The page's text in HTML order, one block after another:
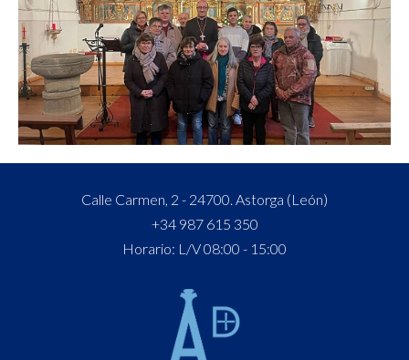
Calle Carmen, 2 - 24700. Astorga (León)
+34 987 615 350
Horario: L/V 08:00 - 15:00